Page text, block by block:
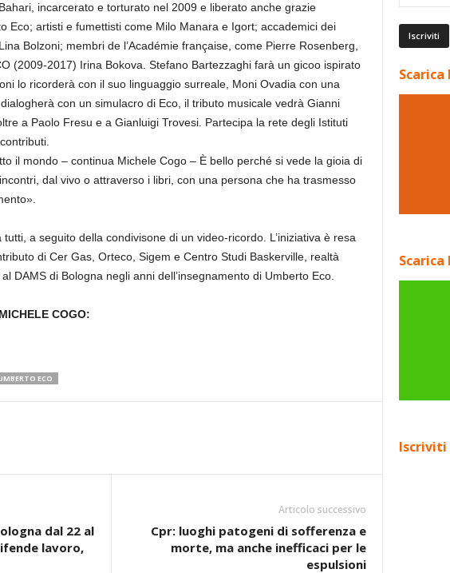
incarcerato e torturato nel 2009 e liberato anche grazie
Eco; artisti e fumettisti come Milo Manara e Igort; accademici dei
Bolzoni; membri de l’Académie française, come Pierre Rosenberg,
(2009-2017) Irina Bokova. Stefano Bartezzaghi farà un gicoo ispirato
lo ricorderà con il suo linguaggio surreale, Moni Ovadia con una
con un simulacro di Eco, il tributo musicale vedrà Gianni
a Paolo Fresu e a Gianluigi Trovesi. Partecipa la rete degli Istituti
il mondo – continua Michele Cogo – È bello perché si vede la gioia di
dal vivo o attraverso i libri, con una persona che ha trasmesso
a seguito della condivisone di un video-ricordo. L’iniziativa è resa
di Cer Gas, Orteco, Sigem e Centro Studi Baskerville, realtà
DAMS di Bologna negli anni dell’insegnamento di Umberto Eco.
COGO:
ECO
dal 22 al
lavoro,
Articolo successivo
Cpr: luoghi patogeni di sofferenza e
morte, ma anche inefficaci per le
espulsioni
Iscriviti